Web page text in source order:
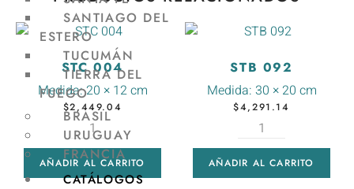
SANTIAGO DEL
ESTERO
TUCUMÁN
TIERRA DEL
FUEGO
BRASIL
URUGUAY
FRANCIA
CATÁLOGOS
STC 004
Medida:20 × 12 cm
$2,449.04
AÑADIR AL CARRITO
STB 092
Medida: 30 × 20 cm
$4,291.14
AÑADIR AL CARRITO